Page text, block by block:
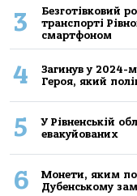
3
Безготівковий
транспорті
смартфоном
4
Загинув у 2024-
Героя, який
5
У Рівненській
евакуйованих
6
Монети, яким
Дубенському